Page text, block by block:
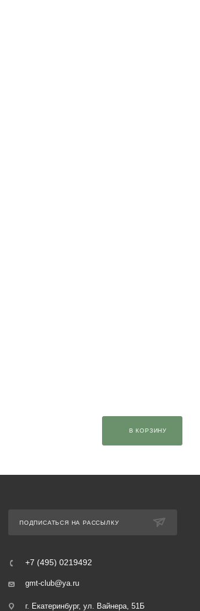
В КОРЗИНУ
ПОДПИСАТЬСЯ НА РАССЫЛКУ
+7 (495) 0219492
gmt-club@ya.ru
г. Екатеринбург, ул. Вайнера, 51Б